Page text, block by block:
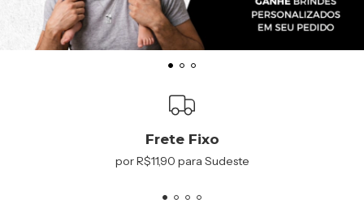
Frete Fixo
por R$11,90 para Sudeste